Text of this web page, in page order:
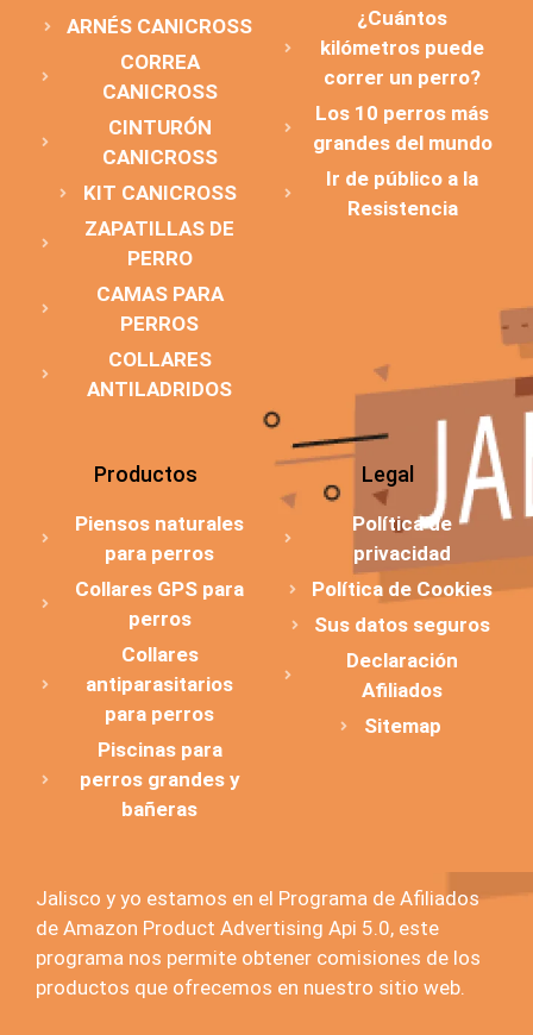
ARNÉS CANICROSS
CORREA
CANICROSS
CINTURÓN
CANICROSS
KIT CANICROSS
ZAPATILLAS DE
PERRO
CAMAS PARA
PERROS
COLLARES
ANTILADRIDOS
¿Cuántos
kilómetros puede
correr un perro?
Los 10 perros más
grandes del mundo
Ir de público a la
Resistencia
Productos
Piensos naturales
para perros
Collares GPS para
perros
Collares
antiparasitarios
para perros
Piscinas para
perros grandes y
bañeras
Legal
Política de
privacidad
Política de Cookies
Sus datos seguros
Declaración
Afiliados
Sitemap
Jalisco y yo estamos en el Programa de Afiliados
de Amazon Product Advertising Api 5.0, este
programa nos permite obtener comisiones de los
productos que ofrecemos en nuestro sitio web.